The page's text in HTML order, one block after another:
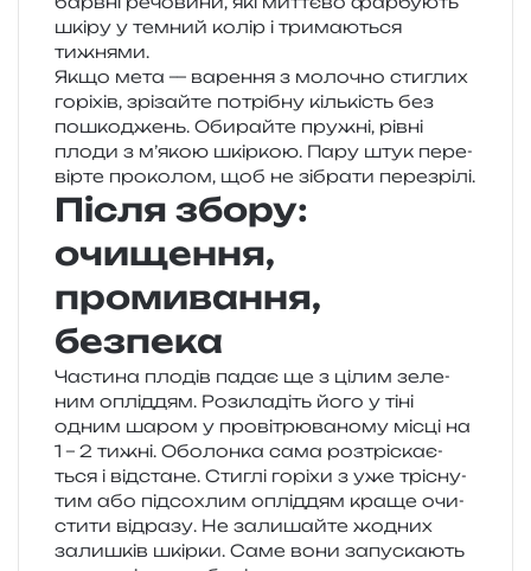
шкіру у тем­ний колір і три­ма­ю­ться
тижнями.
Якщо мета — варе­н­ня з моло­чно сти­глих
горі­хів, зрі­зай­те потрі­бну кіль­кість без
пошко­джень. Обирайте пру­жні, рівні
плоди з м’якою шкір­кою. Пару штук пере­
вір­те про­ко­лом, щоб не зібра­ти перезрілі.
Після збору:
очищення,
промивання,
безпека
Частина пло­дів падає ще з цілим зеле­
ним оплі­д­дям. Розкладіть його у тіні
одним шаром у про­ві­трю­ва­но­му місці на
1 – 2 тижні. Оболонка сама роз­трі­ска­є­
ться і від­ста­не. Стиглі горі­хи з уже трі­сну­
тим або під­со­хлим оплі­д­дям краще очи­
сти­ти від­ра­зу. Не зали­шай­те жодних
зали­шків шкір­ки. Саме вони запу­ска­ють